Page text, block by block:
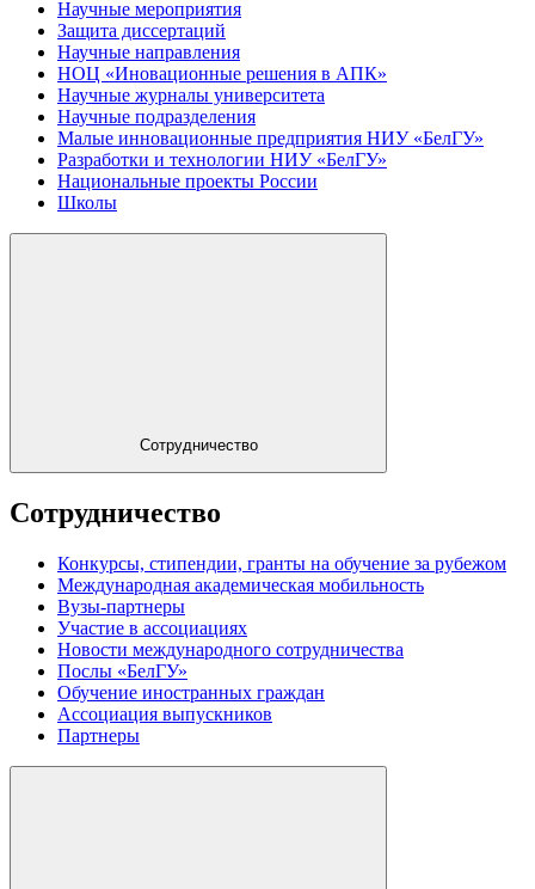
Научные мероприятия
Защита диссертаций
Научные направления
НОЦ «Иновационные решения в АПК»
Научные журналы университета
Научные подразделения
Малые инновационные предприятия НИУ «БелГУ»
Разработки и технологии НИУ «БелГУ»
Национальные проекты России
Школы
Сотрудничество
Сотрудничество
Конкурсы, стипендии, гранты на обучение за рубежом
Международная академическая мобильность
Вузы-партнеры
Участие в ассоциациях
Новости международного сотрудничества
Послы «БелГУ»
Обучение иностранных граждан
Ассоциация выпускников
Партнеры